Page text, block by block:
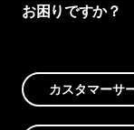
お困りですか？
カスタマーサ